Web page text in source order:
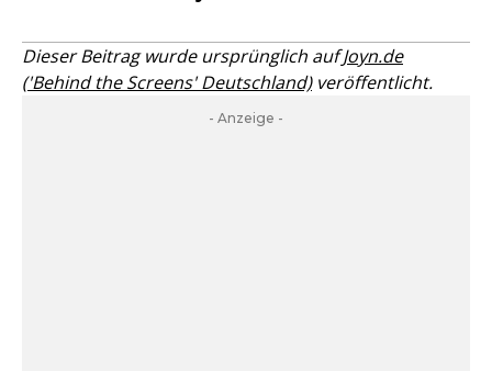
Dieser Beitrag wurde ursprünglich aufJoyn.de
('Behind the Screens' Deutschland)veröffentlicht.
- Anzeige -